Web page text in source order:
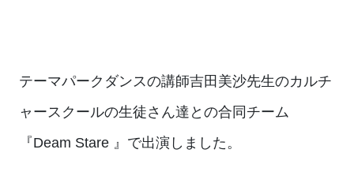
テーマパークダンスの講師吉田美沙先生のカルチ
ャースクールの生徒さん達との合同チーム
『Deam Stare 』で出演しました。